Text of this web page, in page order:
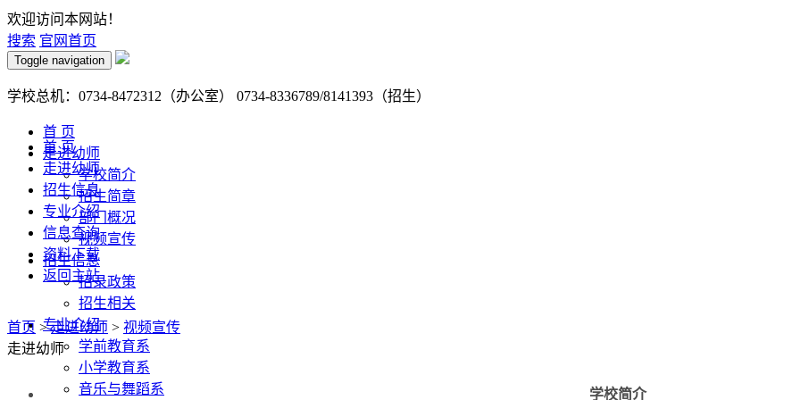
欢迎访问本网站！
搜索 官网首页
Toggle navigation
学校总机：0734-8472312（办公室） 0734-8336789/8141393（招生）
首 页
走进幼师
学校简介
招生简章
部门概况
视频宣传
招生信息
招录政策
招生相关
专业介绍
学前教育系
小学教育系
音乐与舞蹈系
首 页
走进幼师
招生信息
专业介绍
信息查询
资料下载
返回主站
首页 >走进幼师 > 视频宣传
走进幼师
学校简介